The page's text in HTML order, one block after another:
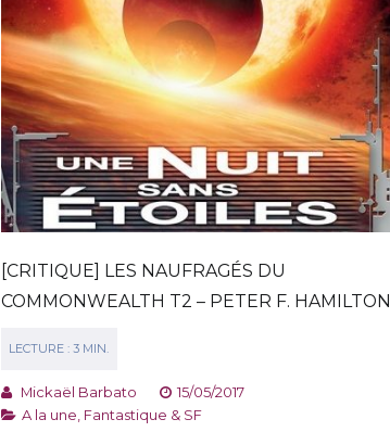
[CRITIQUE] LES NAUFRAGÉS DU
COMMONWEALTH T2 – PETER F. HAMILTON
Mickaël Barbato
15/05/2017
A la une Fantastique & SF